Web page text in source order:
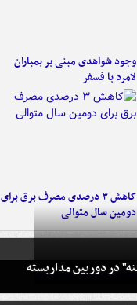
وجود شواهدی مبنی بر بمباران
لامرد با فسفر
کاهش ۳ درصدی مصرف برق برای
دومین سال متوالی